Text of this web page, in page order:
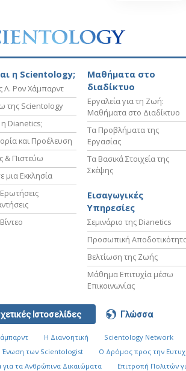
η Scientology;
Λ. Ρον Χάμπαρντ
της Scientology
η Dianetics;
και Προέλευση
& Πιστεύω
μια Εκκλησία
Μαθήματα στο
διαδίκτυο
Εργαλεία για τη Ζωή:
Μαθήματα στο Διαδίκτυο
Τα Προβλήματα της
Εργασίας
Τα Βασικά Στοιχεία της
Σκέψης
Εισαγωγικές
Υπηρεσίες
Σεμινάριο της Dianetics
Προσωπική
Βελτίωση της Ζωής
Μάθημα Επιτυχία μέσω
Επικοινωνίας
Ιστοσελίδες Γλώσσα
Η Διανοητική Scientology Network
Ένωση των Scientologist
Ο Δρόμος προς την
για τα Ανθρώπινα Δικαιώματα
Επιτροπή Πολιτών